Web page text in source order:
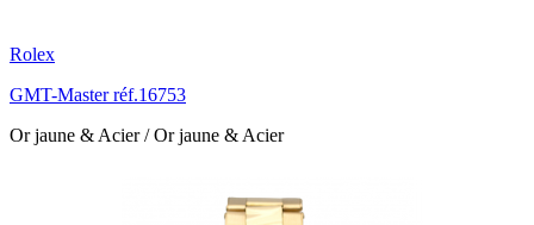
Rolex
GMT-Master réf.16753
Or jaune & Acier / Or jaune & Acier